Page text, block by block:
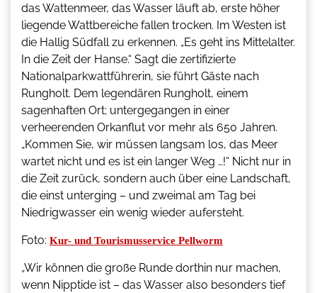
das Wattenmeer, das Wasser läuft ab, erste höher
liegende Wattbereiche fallen trocken. Im Westen ist
die Hallig Südfall zu erkennen. „Es geht ins Mittelalter.
In die Zeit der Hanse.“ Sagt die zertifizierte
Nationalparkwattführerin, sie führt Gäste nach
Rungholt. Dem legendären Rungholt, einem
sagenhaften Ort; untergegangen in einer
verheerenden Orkanflut vor mehr als 650 Jahren.
„Kommen Sie, wir müssen langsam los, das Meer
wartet nicht und es ist ein langer Weg …!“ Nicht nur in
die Zeit zurück, sondern auch über eine Landschaft,
die einst unterging – und zweimal am Tag bei
Niedrigwasser ein wenig wieder aufersteht.
Foto: Kur- und Tourismusservice Pellworm
„Wir können die große Runde dorthin nur machen,
wenn Nipptide ist – das Wasser also besonders tief